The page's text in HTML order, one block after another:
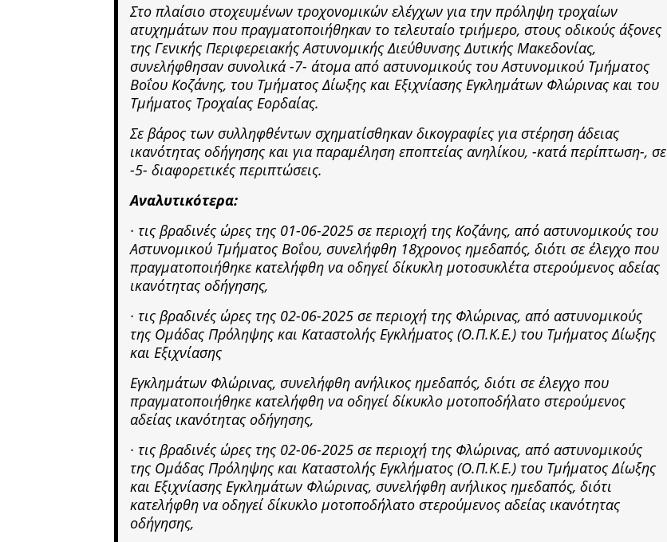
Στο πλαίσιο στοχευμένων τροχονομικών ελέγχων για την πρόληψη τροχαίων
ατυχημάτων που πραγματοποιήθηκαν το τελευταίο τριήμερο, στους οδικούς άξονες
της Γενικής Περιφερειακής Αστυνομικής Διεύθυνσης Δυτικής Μακεδονίας,
συνελήφθησαν συνολικά -7- άτομα από αστυνομικούς του Αστυνομικού Τμήματος
Βοΐου Κοζάνης, του Τμήματος Δίωξης και Εξιχνίασης Εγκλημάτων Φλώρινας και του
Τμήματος Τροχαίας Εορδαίας.
Σε βάρος των συλληφθέντων σχηματίσθηκαν δικογραφίες για στέρηση άδειας
ικανότητας οδήγησης και για παραμέληση εποπτείας ανηλίκου, -κατά περίπτωση-, σε
-5- διαφορετικές περιπτώσεις.
Αναλυτικότερα:
· τις βραδινές ώρες της 01-06-2025 σε περιοχή της Κοζάνης, από αστυνομικούς του
Αστυνομικού Τμήματος Βοΐου, συνελήφθη 18χρονος ημεδαπός, διότι σε έλεγχο που
πραγματοποιήθηκε κατελήφθη να οδηγεί δίκυκλη μοτοσυκλέτα στερούμενος αδείας
ικανότητας οδήγησης,
· τις βραδινές ώρες της 02-06-2025 σε περιοχή της Φλώρινας, από αστυνομικούς
της Ομάδας Πρόληψης και Καταστολής Εγκλήματος (Ο.Π.Κ.Ε.) του Τμήματος Δίωξης
και Εξιχνίασης
Εγκλημάτων Φλώρινας, συνελήφθη ανήλικος ημεδαπός, διότι σε έλεγχο που
πραγματοποιήθηκε κατελήφθη να οδηγεί δίκυκλο μοτοποδήλατο στερούμενος
αδείας ικανότητας οδήγησης,
· τις βραδινές ώρες της 02-06-2025 σε περιοχή της Φλώρινας, από αστυνομικούς
της Ομάδας Πρόληψης και Καταστολής Εγκλήματος (Ο.Π.Κ.Ε.) του Τμήματος Δίωξης
και Εξιχνίασης Εγκλημάτων Φλώρινας, συνελήφθη ανήλικος ημεδαπός, διότι
κατελήφθη να οδηγεί δίκυκλο μοτοποδήλατο στερούμενος αδείας ικανότητας
οδήγησης,